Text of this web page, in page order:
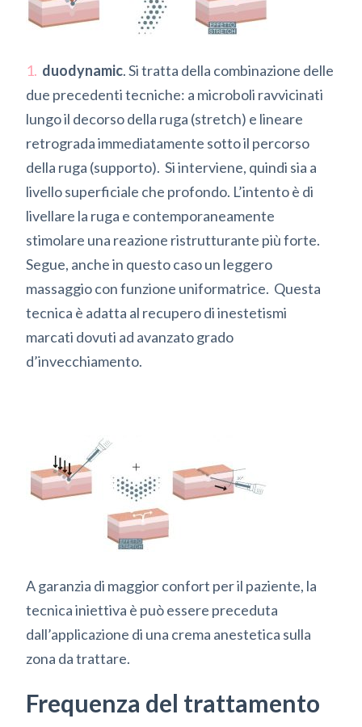
duodynamic. Si tratta della combinazione delle
due precedenti tecniche: a microboli ravvicinati
lungo il decorso della ruga (stretch) e lineare
retrograda immediatamente sotto il percorso
della ruga (supporto). Si interviene, quindi sia a
livello superficiale che profondo. L’intento è di
livellare la ruga e contemporaneamente
stimolare una reazione ristrutturante più forte.
Segue, anche in questo caso un leggero
massaggio con funzione uniformatrice. Questa
tecnica è adatta al recupero di inestetismi
marcati dovuti ad avanzato grado
d’invecchiamento.
A garanzia di maggior confort per il paziente, la
tecnica iniettiva è può essere preceduta
dall’applicazione di una crema anestetica sulla
zona da trattare.
Frequenza del trattamento